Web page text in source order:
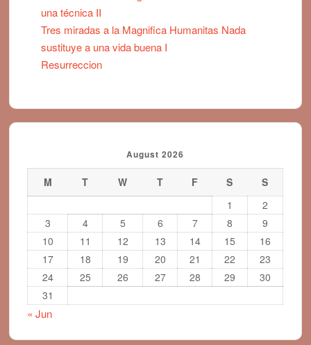
una técnica II
Tres miradas a la Magnifica Humanitas Nada
sustituye a una vida buena I
Resurreccion
August 2026
M T W T F S
S
1
2
3
4 5 6 7 8
9
10
11 12 13 14 15
16
17
18 19 20 21 22
23
24
25 26 27 28 29
30
31
« Jun